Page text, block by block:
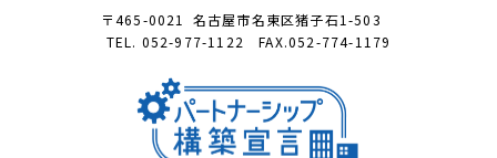
〒465-0021 名古屋市名東区猪子石1-503
TEL. 052-977-1122 FAX.052-774-1179